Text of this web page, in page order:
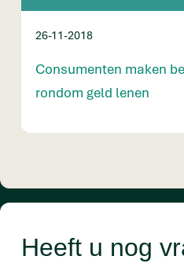
26-11-2018
Consumenten maken
rondom geld lenen
Heeft u nog